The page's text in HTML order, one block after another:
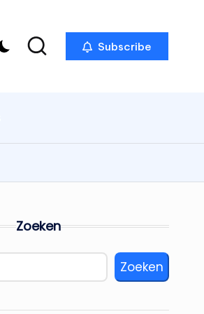
Subscribe
Zoeken
Zoeken